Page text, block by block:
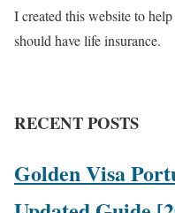
I created this website to
should have life insurance.
RECENT POSTS
Golden Visa